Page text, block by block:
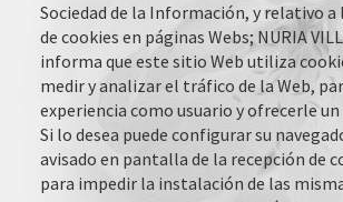
Sociedad de la Información, y relativo
de cookies en páginas Webs; NURIA
informa que este sitio Web utiliza
medir y analizar el tráfico de la Web,
experiencia como usuario y ofrecerle
Si lo desea puede configurar su
avisado en pantalla de la recepción de
para impedir la instalación de las